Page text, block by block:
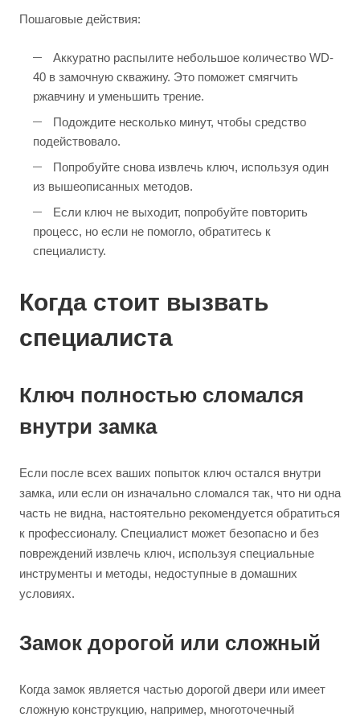
Пошаговые действия:
Аккуратно распылите небольшое количество WD-
40 в замочную скважину. Это поможет смягчить
ржавчину и уменьшить трение.
Подождите несколько минут, чтобы средство
подействовало.
Попробуйте снова извлечь ключ, используя один
из вышеописанных методов.
Если ключ не выходит, попробуйте повторить
процесс, но если не помогло, обратитесь к
специалисту.
Когда стоит вызвать
специалиста
Ключ полностью сломался
внутри замка
Если после всех ваших попыток ключ остался внутри
замка, или если он изначально сломался так, что ни одна
часть не видна, настоятельно рекомендуется обратиться
к профессионалу. Специалист может безопасно и без
повреждений извлечь ключ, используя специальные
инструменты и методы, недоступные в домашних
условиях.
Замок дорогой или сложный
Когда замок является частью дорогой двери или имеет
сложную конструкцию, например, многоточечный